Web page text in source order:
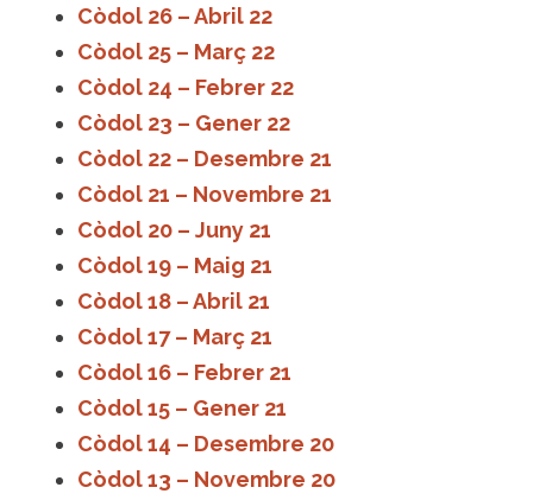
Còdol 26 – Abril 22
Còdol 25 – Març 22
Còdol 24 – Febrer 22
Còdol 23 – Gener 22
Còdol 22 – Desembre 21
Còdol 21 – Novembre 21
Còdol 20 – Juny 21
Còdol 19 – Maig 21
Còdol 18 – Abril 21
Còdol 17 – Març 21
Còdol 16 – Febrer 21
Còdol 15 – Gener 21
Còdol 14 – Desembre 20
Còdol 13 – Novembre 20